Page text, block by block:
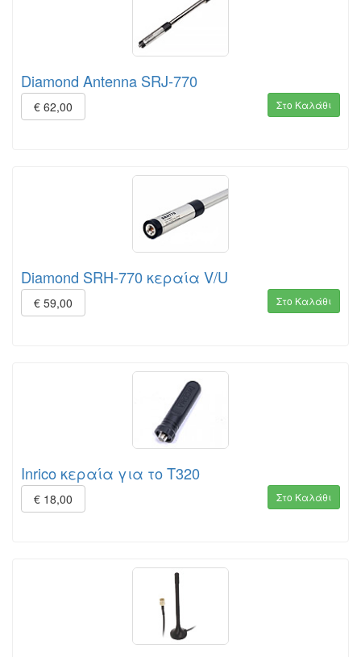
Diamond Antenna SRJ-770
€ 62,00 Στο Καλάθι
Diamond SRH-770 κεραία V/U
€ 59,00 Στο Καλάθι
Inrico κεραία για το T320
€ 18,00 Στο Καλάθι